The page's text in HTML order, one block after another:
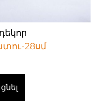
28սմ